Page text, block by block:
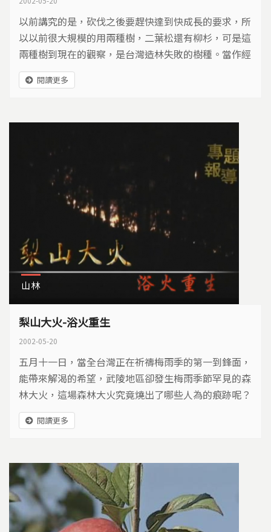
以前講究的是，砍伐之後要趕快達到快成長的要求，所
以以前很大規模的用兩種樹，二葉松還有柳杉，可是這
兩種樹到現在的觀察，是台灣造林失敗的樹種。當作經
濟林使用有很大的問題，而現在是台灣森林大火重要的
火場之一。
閱讀更多
山林
梨山大火-浴火重生
2002-05-20
五月十一日，當全台灣正在祈禱梅雨季的第一到鋒面，
能帶來解渴的希望，武陵地區卻發生梅雨季節罕見的森
林大火，這場森林大火究竟燒出了哪些人為的痕跡呢？
這一整片火燒過後的二葉松林，透露出些許訊息。
閱讀更多